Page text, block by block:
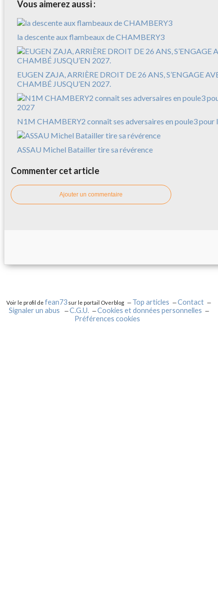
Vous aimerez aussi :
la descente aux flambeaux de CHAMBERY3
EUGEN ZAJA, ARRIÈRE DROIT DE 26 ANS, S’ENGAGE
CHAMBÉ JUSQU’EN 2027.
N1M CHAMBERY2 connaît ses adversaires en poule3 pour
ASSAU Michel Batailler tire sa révérence
Commenter cet article
Ajouter un commentaire
Voir le profil defean73 sur le portail Overblog Top articles
Contact
Signaler un abus
C.G.U.
Cookies et données personnelles
Préférences cookies